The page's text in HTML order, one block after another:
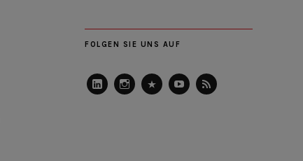
FOLGEN SIE UNS AUF